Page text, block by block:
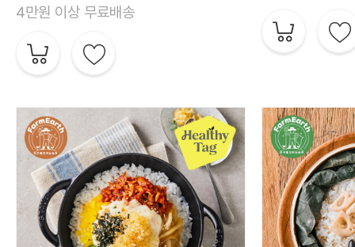
4만원 이상 무료배송